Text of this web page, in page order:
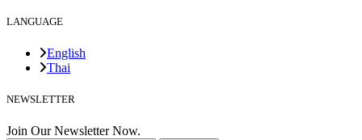
LANGUAGE
English
Thai
NEWSLETTER
Join Our Newsletter Now.